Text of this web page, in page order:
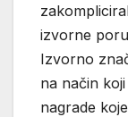
izvorne
Izvorno
na način
nagrade